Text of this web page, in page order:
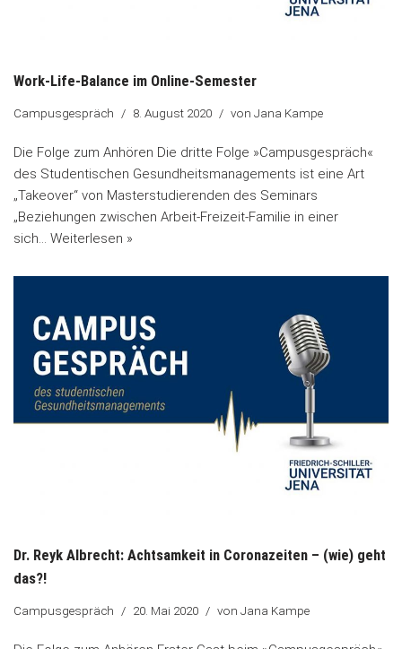
Work-Life-Balance im Online-Semester
Campusgespräch 8. August 2020 von Jana Kampe
Die Folge zum Anhören Die dritte Folge »Campusgespräch«
des Studentischen Gesundheitsmanagements ist eine Art
„Takeover“ von Masterstudierenden des Seminars
„Beziehungen zwischen Arbeit-Freizeit-Familie in einer
sich… Weiterlesen »
Dr. Reyk Albrecht: Achtsamkeit in Coronazeiten – (wie) geht
das?!
Campusgespräch 20. Mai 2020 von Jana Kampe